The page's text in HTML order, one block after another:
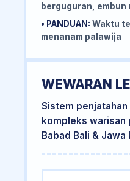
berguguran, embun
• PANDUAN: Waktu
menanam palawija
WEWARAN
Sistem
kompleks warisan
Babad Bali & Jawa